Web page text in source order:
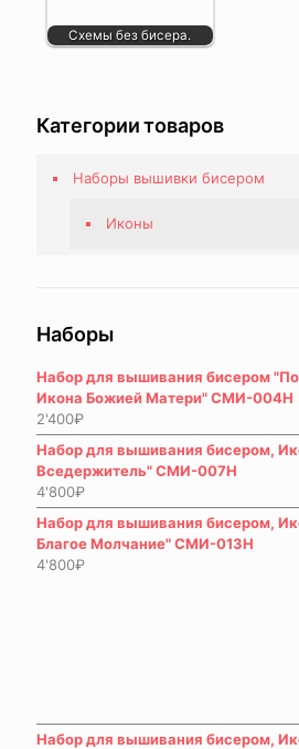
Схемы без бисера.
Категории товаров
Наборы вышивки бисером
Иконы
Наборы
Набор для вышивания бисером
Икона Божией Матери" СМИ-004Н
2'400₽
Набор для вышивания бисером,
Вседержитель" СМИ-007Н
4'800₽
Набор для вышивания бисером,
Благое Молчание" СМИ-013Н
4'800₽
Набор для вышивания бисером,